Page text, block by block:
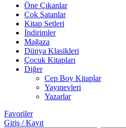
Öne Çıkanlar
Çok Satanlar
Kitap Setleri
İndirimler
Mağaza
Dünya Klasikleri
Çocuk Kitapları
Diğer
Cep Boy Kitaplar
Yayınevleri
Yazarlar
Favoriler
Giriş / Kayıt